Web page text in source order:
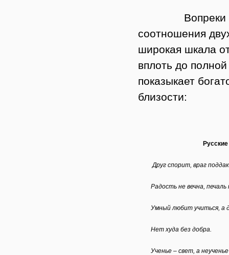
Вопреки
соотношения
широкая шкала
вплоть до
показыкает
близости:
Друг спорит, враг
Радость не вечна, печаль
Умный любит учиться, а
Нет худа без добра.
Ученье – свет, а